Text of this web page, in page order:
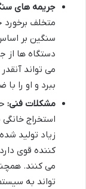
جریمه های
متخلف
سنگین بر
دستگاه ها از
می تواند
ببرد و او را
مشکلات فنی:
استخراج
زیاد تولید
کننده قوی
می کنند.
تواند به